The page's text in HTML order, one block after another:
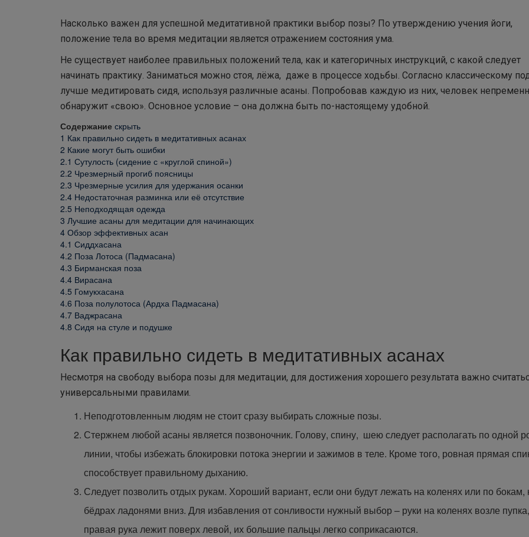
Насколько важен для успешной медитативной практики выбор позы? По утверждению учения йоги,
положение тела во время медитации является отражением состояния ума.
Не существует наиболее правильных положений тела, как и категоричных инструкций, с какой следует
начинать практику. Заниматься можно стоя, лёжа, даже в процессе ходьбы. Согласно классическому
лучше медитировать сидя, используя различные асаны. Попробовав каждую из них, человек
обнаружит «свою». Основное условие – она должна быть по-настоящему удобной.
Содержание скрыть
1 Как правильно сидеть в медитативных асанах
2 Какие могут быть ошибки
2.1 Сутулость (сидение с «круглой спиной»)
2.2 Чрезмерный прогиб поясницы
2.3 Чрезмерные усилия для удержания осанки
2.4 Недостаточная разминка или её отсутствие
2.5 Неподходящая одежда
3 Лучшие асаны для медитации для начинающих
4 Обзор эффективных асан
4.1 Сиддхасана
4.2 Поза Лотоса (Падмасана)
4.3 Бирманская поза
4.4 Вирасана
4.5 Гомукхасана
4.6 Поза полулотоса (Ардха Падмасана)
4.7 Ваджрасана
4.8 Сидя на стуле и подушке
Как правильно сидеть в медитативных асанах
Несмотря на свободу выбора позы для медитации, для достижения хорошего результата важно
универсальными правилами.
Неподготовленным людям не стоит сразу выбирать сложные позы.
Стержнем любой асаны является позвоночник. Голову, спину, шею следует располагать по одной
линии, чтобы избежать блокировки потока энергии и зажимов в теле. Кроме того, ровная прямая
способствует правильному дыханию.
Следует позволить отдых рукам. Хороший вариант, если они будут лежать на коленях или по бокам,
бёдрах ладонями вниз. Для избавления от сонливости нужный выбор – руки на коленях возле пупка,
правая рука лежит поверх левой, их большие пальцы легко соприкасаются.